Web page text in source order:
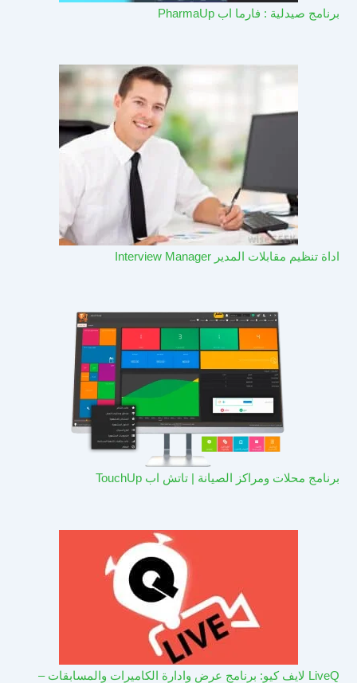
برنامج صيدلية : فارما اب PharmaUp​
اداة تنظيم مقابلات المدير Interview Manager
برنامج محلات ومراكز الصيانة | تاتش اب TouchUp
LiveQ لايف كيو: برنامج عرض وادارة الكاميرات والمسابقات –